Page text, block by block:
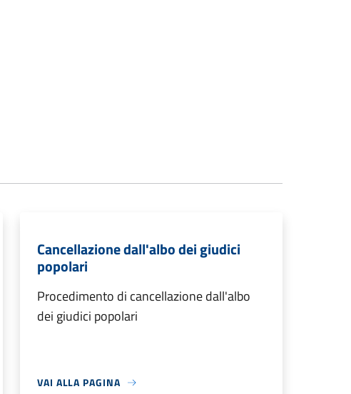
Cancellazione dall'albo dei giudici
popolari
Procedimento di cancellazione dall'albo
dei giudici popolari
VAI ALLA PAGINA